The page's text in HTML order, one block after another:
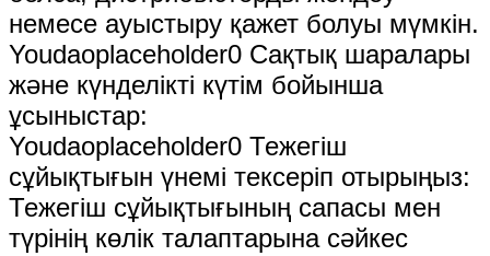
немесе ауыстыру қажет болуы мүмкін.
Youdaoplaceholder0 Сақтық шаралары
және күнделікті күтім бойынша
ұсыныстар:
Youdaoplaceholder0 Тежегіш
сұйықтығын үнемі тексеріп отырыңыз:
Тежегіш сұйықтығының сапасы мен
түрінің көлік талаптарына сәйкес